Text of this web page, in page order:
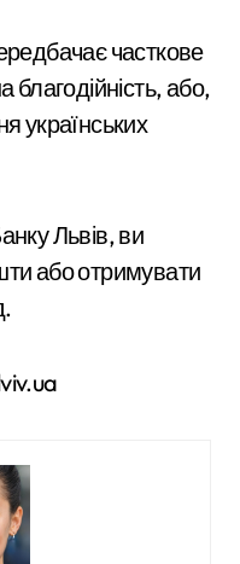
часткове
благодійність, або,
українських
Львів, ви
або отримувати